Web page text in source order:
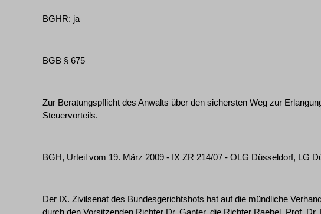
BGHR: ja
BGB § 675
Zur Beratungspflicht des Anwalts über den sichersten Weg zur
Steuervorteils.
BGH, Urteil vom 19. März 2009 - IX ZR 214/07 - OLG Düsseldorf, LG
Der IX. Zivilsenat des Bundesgerichtshofs hat auf die mündliche
durch den Vorsitzenden Richter Dr. Ganter, die Richter Raebel, Prof.